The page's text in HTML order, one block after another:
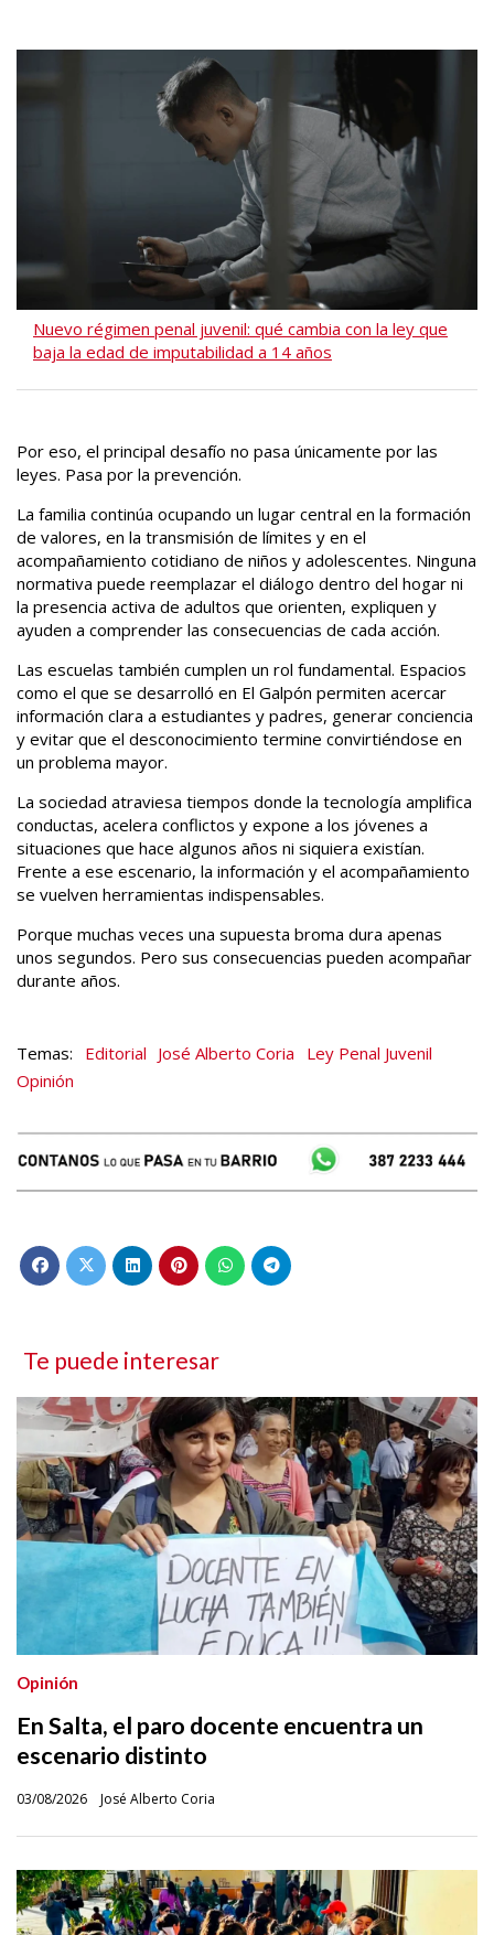
Nuevo régimen penal juvenil: qué cambia con la ley que
baja la edad de imputabilidad a 14 años
Por eso, el principal desafío no pasa únicamente por las
leyes. Pasa por la prevención.
La familia continúa ocupando un lugar central en la formación
de valores, en la transmisión de límites y en el
acompañamiento cotidiano de niños y adolescentes. Ninguna
normativa puede reemplazar el diálogo dentro del hogar ni
la presencia activa de adultos que orienten, expliquen y
ayuden a comprender las consecuencias de cada acción.
Las escuelas también cumplen un rol fundamental. Espacios
como el que se desarrolló en El Galpón permiten acercar
información clara a estudiantes y padres, generar conciencia
y evitar que el desconocimiento termine convirtiéndose en
un problema mayor.
La sociedad atraviesa tiempos donde la tecnología amplifica
conductas, acelera conflictos y expone a los jóvenes a
situaciones que hace algunos años ni siquiera existían.
Frente a ese escenario, la información y el acompañamiento
se vuelven herramientas indispensables.
Porque muchas veces una supuesta broma dura apenas
unos segundos. Pero sus consecuencias pueden acompañar
durante años.
Editorial José Alberto Coria
Ley Penal Juvenil
Opinión
Te puede interesar
En Salta, el paro docente encuentra un
escenario distinto
José Alberto Coria
Opinión
03/08/2026